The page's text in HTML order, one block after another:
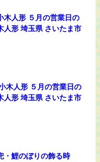
木人形 ５月の営業日の
形 埼玉県 さいたま市
木人形 ５月の営業日の
形 埼玉県 さいたま市
鯉のぼりの飾る時